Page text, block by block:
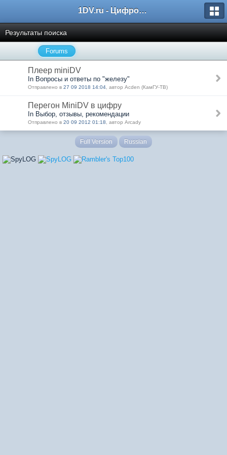
1DV.ru - Цифровое видео
Результаты поиска
Forums
Плеер miniDV
In Вопросы и ответы по "железу"
Отправлено в 27 09 2018 14:04 , автор Acden (КамГУ-ТВ)
Перегон MiniDV в цифру
In Выбор, отзывы, рекомендации
Отправлено в 20 09 2012 01:18 , автор Arcady
Full Version Russian